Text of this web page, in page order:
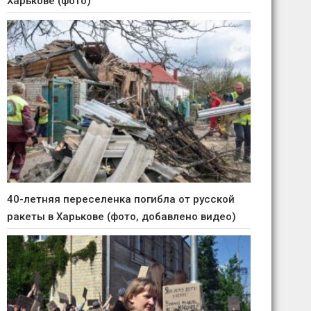
40-летняя переселенка погибла от русской
ракеты в Харькове (фото, добавлено видео)